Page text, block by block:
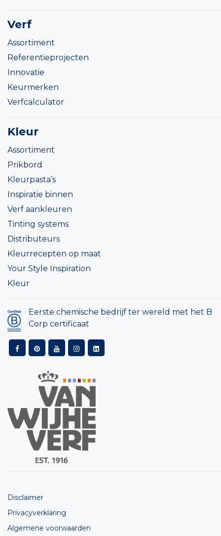
Verf
Assortiment
Referentieprojecten
Innovatie
Keurmerken
Verfcalculator
Kleur
Assortiment
Prikbord
Kleurpasta’s
Inspiratie binnen
Verf aankleuren
Tinting systems
Distributeurs
Kleurrecepten op maat
Your Style Inspiration
Kleur
Eerste chemische bedrijf ter wereld met het B
Corp certificaat
Disclaimer
Privacyverklaring
Algemene voorwaarden